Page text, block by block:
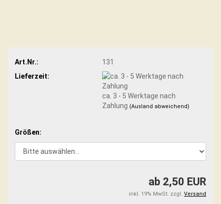
Art.Nr.:
131
Lieferzeit:
ca. 3 - 5 Werktage nach
Zahlung (Ausland abweichend)
Größen:
ab 2,50 EUR
inkl. 19% MwSt. zzgl. Versand